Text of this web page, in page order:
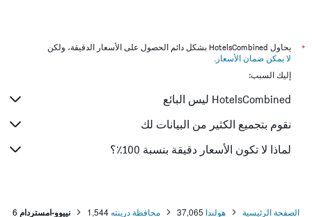
*
يحاول HotelsCombined بشكل دائم الحصول على الأسعار الدقيقة، ولكن
لا يمكن ضمان الأسعار .
إليك السبب:
HotelsCombined ليس البائع
نقوم بتجميع الكثير من البيانات لك
لماذا لا تكون الأسعار دقيقة بنسبة 100٪؟
الصفحة الرئيسية هولندا 37,065 محافظة درينته1,544 نييوو-امستردام 6